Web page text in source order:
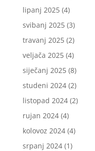
lipanj 2025(4)
svibanj 2025(3)
travanj 2025(2)
veljača 2025(4)
siječanj 2025(8)
studeni 2024(2)
listopad 2024(2)
rujan 2024(4)
kolovoz 2024(4)
srpanj 2024(1)